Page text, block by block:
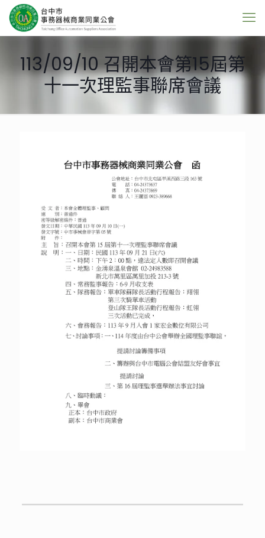
113/09/10 召開本會第15屆第
十一次理監事聯席會議